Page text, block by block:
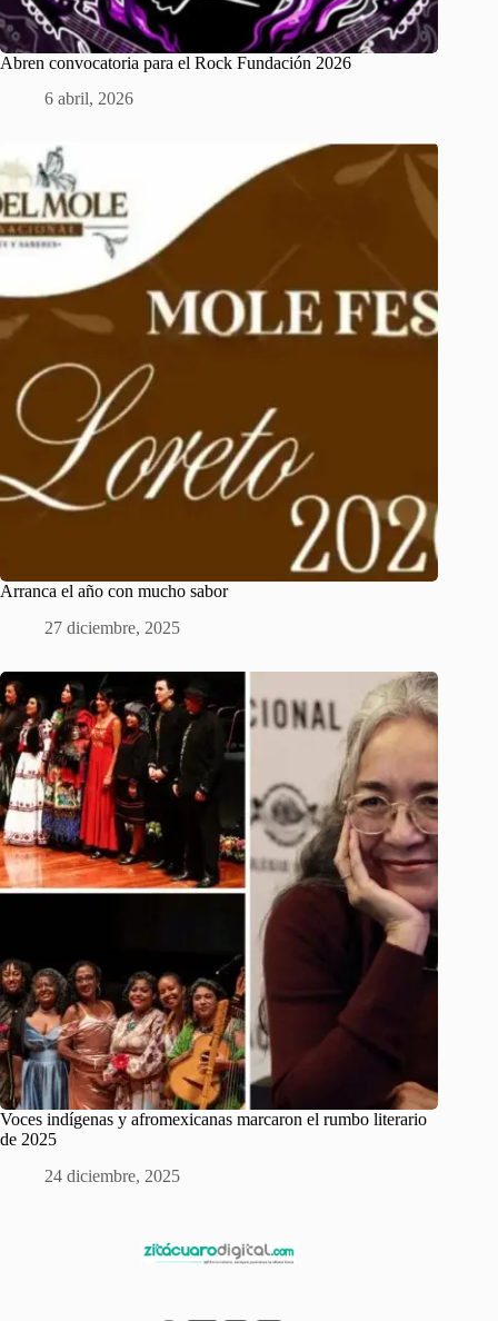
Abren convocatoria para el Rock Fundación 2026
6 abril, 2026
Arranca el año con mucho sabor
27 diciembre, 2025
Voces indígenas y afromexicanas marcaron el rumbo literario
de 2025
24 diciembre, 2025